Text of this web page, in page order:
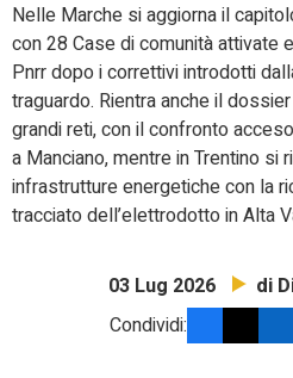
Nelle Marche si aggiorna il
con 28 Case di comunità attivate
Pnrr dopo i correttivi introdotti
traguardo. Rientra anche il
grandi reti, con il confronto
a Manciano, mentre in Trentino si
infrastrutture energetiche con la
tracciato dell’elettrodotto in Alta
03 Lug 2026 di
Condividi: